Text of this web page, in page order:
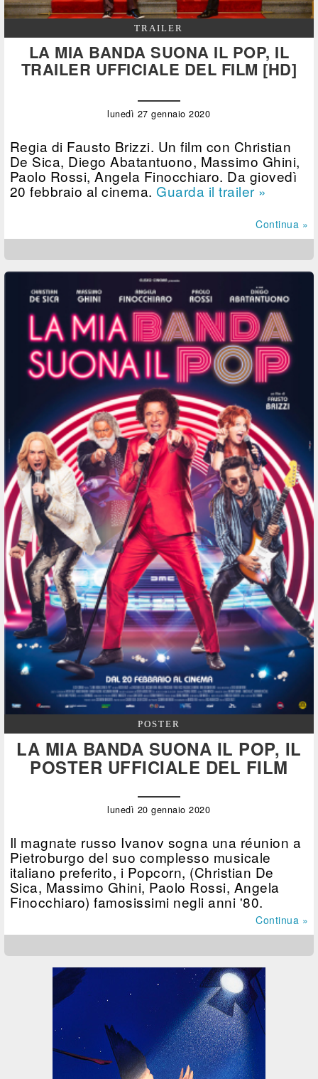
TRAILER
LA MIA BANDA SUONA IL POP, IL
TRAILER UFFICIALE DEL FILM [HD]
lunedì 27 gennaio 2020
Regia di Fausto Brizzi. Un film con Christian
De Sica, Diego Abatantuono, Massimo Ghini,
Paolo Rossi, Angela Finocchiaro. Da giovedì
20 febbraio al cinema. Guarda il trailer »
Continua »
POSTER
LA MIA BANDA SUONA IL POP, IL
POSTER UFFICIALE DEL FILM
lunedì 20 gennaio 2020
Il magnate russo Ivanov sogna una réunion a
Pietroburgo del suo complesso musicale
italiano preferito, i Popcorn, (Christian De
Sica, Massimo Ghini, Paolo Rossi, Angela
Finocchiaro) famosissimi negli anni '80.
Continua »